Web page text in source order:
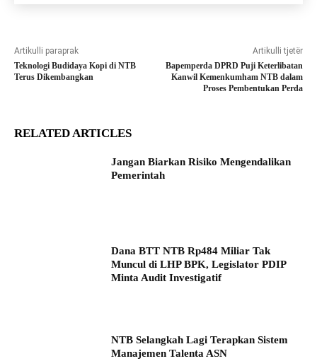
Artikulli paraprak
Teknologi Budidaya Kopi di NTB
Terus Dikembangkan
Artikulli tjetër
Bapemperda DPRD Puji Keterlibatan
Kanwil Kemenkumham NTB dalam
Proses Pembentukan Perda
RELATED ARTICLES
Jangan Biarkan Risiko Mengendalikan
Pemerintah
Dana BTT NTB Rp484 Miliar Tak
Muncul di LHP BPK, Legislator PDIP
Minta Audit Investigatif
NTB Selangkah Lagi Terapkan Sistem
Manajemen Talenta ASN